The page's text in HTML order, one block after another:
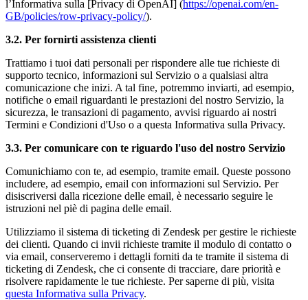
l’Informativa sulla [Privacy di OpenAI] (https://openai.com/en-
GB/policies/row-privacy-policy/).
3.2. Per fornirti assistenza clienti
Trattiamo i tuoi dati personali per rispondere alle tue richieste di
supporto tecnico, informazioni sul Servizio o a qualsiasi altra
comunicazione che inizi. A tal fine, potremmo inviarti, ad esempio,
notifiche o email riguardanti le prestazioni del nostro Servizio, la
sicurezza, le transazioni di pagamento, avvisi riguardo ai nostri
Termini e Condizioni d'Uso o a questa Informativa sulla Privacy.
3.3. Per comunicare con te riguardo l'uso del nostro Servizio
Comunichiamo con te, ad esempio, tramite email. Queste possono
includere, ad esempio, email con informazioni sul Servizio. Per
disiscriversi dalla ricezione delle email, è necessario seguire le
istruzioni nel piè di pagina delle email.
Utilizziamo il sistema di ticketing di Zendesk per gestire le richieste
dei clienti. Quando ci invii richieste tramite il modulo di contatto o
via email, conserveremo i dettagli forniti da te tramite il sistema di
ticketing di Zendesk, che ci consente di tracciare, dare priorità e
risolvere rapidamente le tue richieste. Per saperne di più, visita
questa Informativa sulla Privacy.